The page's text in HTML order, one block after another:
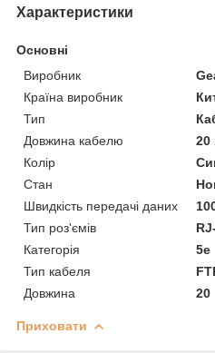
Характеристики
Основні
Виробник
Країна виробник
Тип
Довжина кабелю
20
Колір
Стан
Швидкість передачі даних
Тип роз'ємів
Категорія
5e
Тип кабеля
Довжина
20
Приховати